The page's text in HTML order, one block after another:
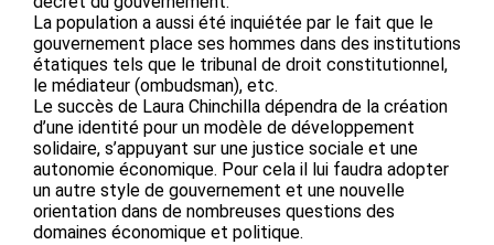
La population a aussi été inquiétée par le fait que le
gouvernement place ses hommes dans des institutions
étatiques tels que le tribunal de droit constitutionnel,
le médiateur (ombudsman), etc.
Le succès de Laura Chinchilla dépendra de la création
d’une identité pour un modèle de développement
solidaire, s’appuyant sur une justice sociale et une
autonomie économique. Pour cela il lui faudra adopter
un autre style de gouvernement et une nouvelle
orientation dans de nombreuses questions des
domaines économique et politique.